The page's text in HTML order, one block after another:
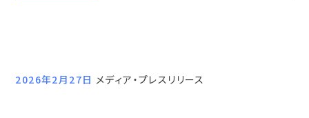
2026年2月27日 メディア・プレスリリース